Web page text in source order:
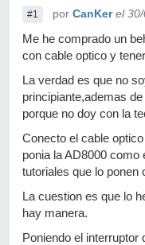
#1 por CanKer el
Me he comprado un
con cable optico y
La verdad es que no
principiante,ademas
porque no doy con la
Conecto el cable
ponia la AD8000
tutoriales que lo ponen
La cuestion es que lo
hay manera.
Poniendo el